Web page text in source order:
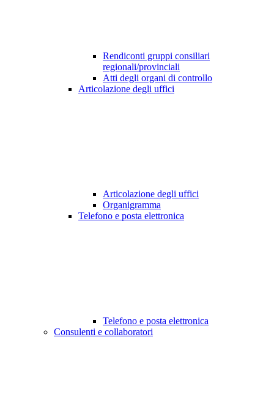
Rendiconti gruppi consiliari
regionali/provinciali
Atti degli organi di controllo
Articolazione degli uffici
Articolazione degli uffici
Organigramma
Telefono e posta elettronica
Telefono e posta elettronica
Consulenti e collaboratori